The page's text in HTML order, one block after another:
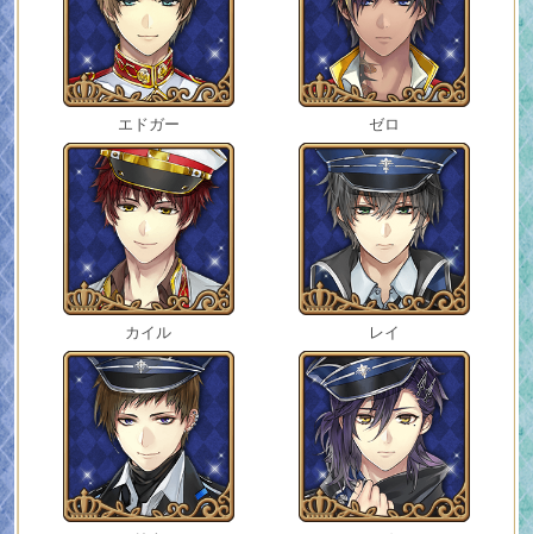
エドガー ゼロ
カイル レイ